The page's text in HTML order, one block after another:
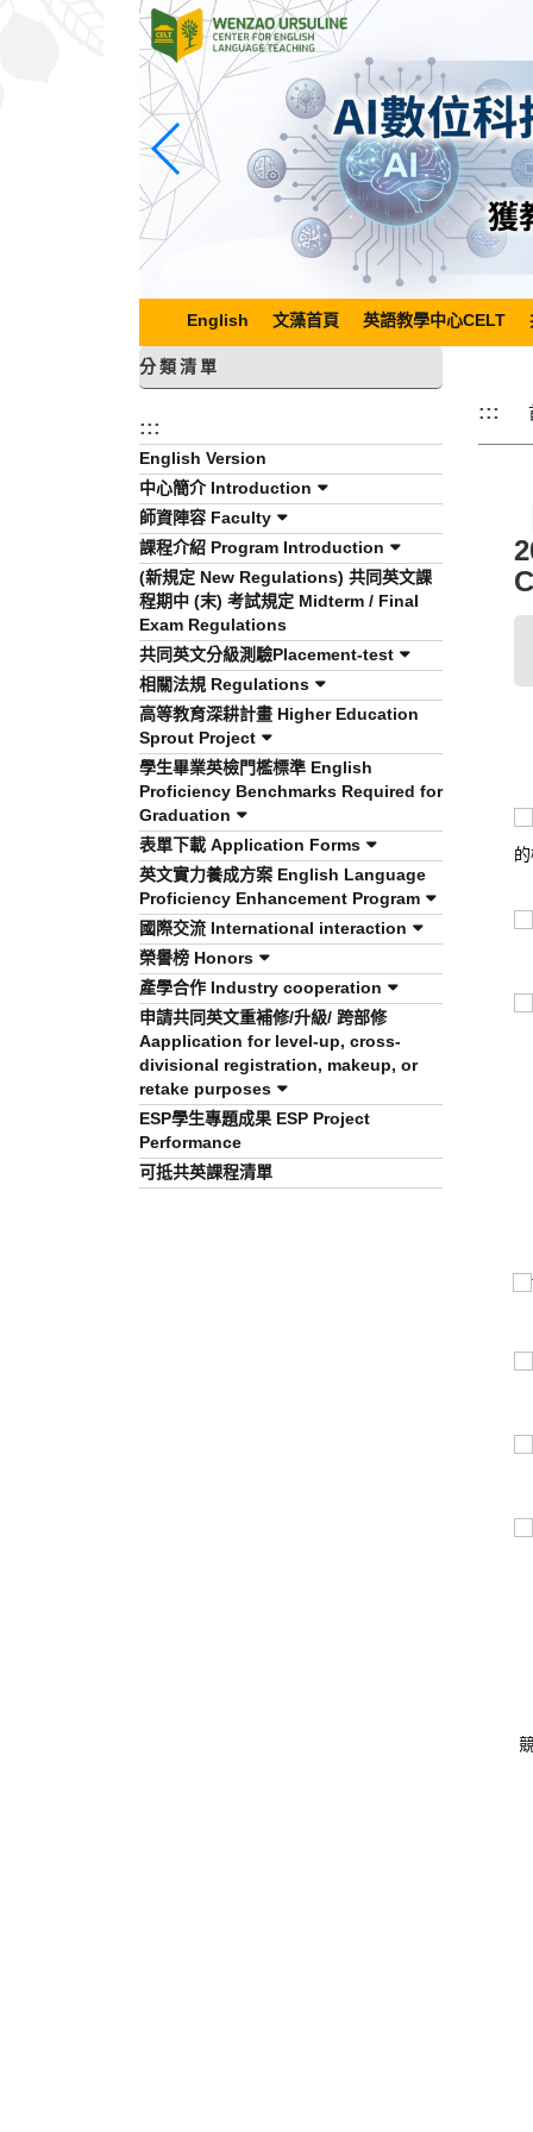
English 文藻首頁 英語教學中心CELT
分類清單
:::
English Version
中心簡介 Introduction
師資陣容 Faculty
課程介紹 Program Introduction
(新規定 New Regulations) 共同英文課
程期中 (末) 考試規定 Midterm / Final
Exam Regulations
共同英文分級測驗Placement-test
相關法規 Regulations
高等教育深耕計畫 Higher Education
Sprout Project
學生畢業英檢門檻標準 English
Proficiency Benchmarks Required for
Graduation
表單下載 Application Forms
英文實力養成方案 English Language
Proficiency Enhancement Program
國際交流 International interaction
榮譽榜 Honors
產學合作 Industry cooperation
申請共同英文重補修/升級/ 跨部修
Aapplication for level-up, cross-
divisional registration, makeup, or
retake purposes
ESP學生專題成果 ESP Project
Performance
可抵共英課程清單
:::